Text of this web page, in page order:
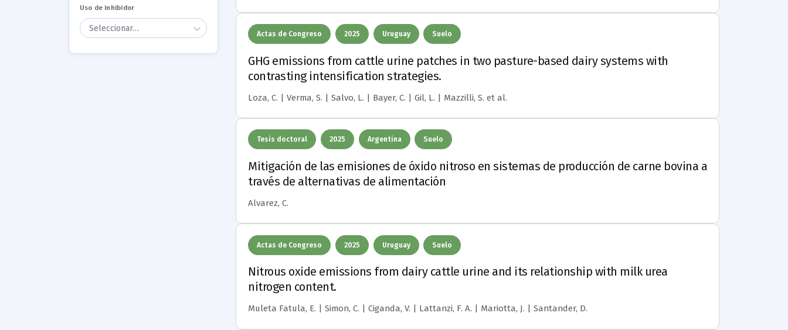
Uso de inhibidor
Seleccionar…
Actas de Congreso 2025 Uruguay Suelo
GHG emissions from cattle urine patches in two pasture-based dairy systems with
contrasting intensification strategies.
Loza, C. | Verma, S. | Salvo, L. | Bayer, C. | Gil, L. | Mazzilli, S. et al.
Tesis doctoral 2025 Argentina Suelo
Mitigación de las emisiones de óxido nitroso en sistemas de producción de carne bovina a
través de alternativas de alimentación
Alvarez, C.
Actas de Congreso 2025 Uruguay Suelo
Nitrous oxide emissions from dairy cattle urine and its relationship with milk urea
nitrogen content.
Muleta Fatula, E. | Simon, C. | Ciganda, V. | Lattanzi, F. A. | Mariotta, J. | Santander, D.